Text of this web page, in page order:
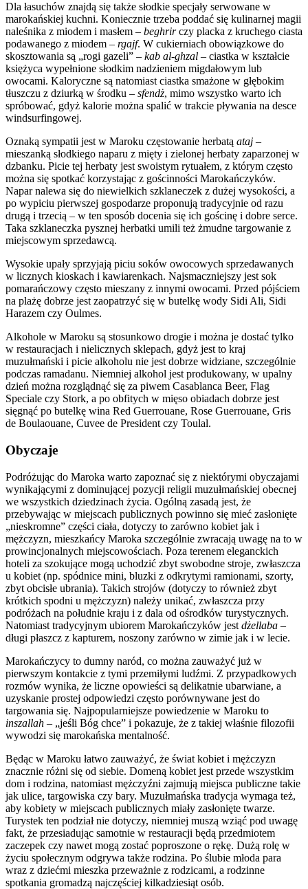
Dla łasuchów znajdą się także słodkie specjały serwowane w
marokańskiej kuchni. Koniecznie trzeba poddać się kulinarnej magii
naleśnika z miodem i masłem – beghrirczy placka z kruchego ciasta
podawanego z miodem – rgajf. W cukierniach obowiązkowe do
skosztowania są „rogi gazeli” – kab al-ghzal – ciastka w kształcie
księżyca wypełnione słodkim nadzieniem migdałowym lub
owocami. Kaloryczne są natomiast ciastka smażone w głębokim
tłuszczu z dziurką w środku – sfendż, mimo wszystko warto ich
spróbować, gdyż kalorie można spalić w trakcie pływania na desce
windsurfingowej.
Oznaką sympatii jest w Maroku częstowanie herbatą ataj –
mieszanką słodkiego naparu z mięty i zielonej herbaty zaparzonej w
dzbanku. Picie tej herbaty jest swoistym rytuałem, z którym często
można się spotkać korzystając z gościnności Marokańczyków.
Napar nalewa się do niewielkich szklaneczek z dużej wysokości, a
po wypiciu pierwszej gospodarze proponują tradycyjnie od razu
drugą i trzecią – w ten sposób docenia się ich gościnę i dobre serce.
Taka szklaneczka pysznej herbatki umili też żmudne targowanie z
miejscowym sprzedawcą.
Wysokie upały sprzyjają piciu soków owocowych sprzedawanych
w licznych kioskach i kawiarenkach. Najsmaczniejszy jest sok
pomarańczowy często mieszany z innymi owocami. Przed pójściem
na plażę dobrze jest zaopatrzyć się w butelkę wody Sidi Ali, Sidi
Harazem czy Oulmes.
Alkohole w Maroku są stosunkowo drogie i można je dostać tylko
w restauracjach i nielicznych sklepach, gdyż jest to kraj
muzułmański i picie alkoholu nie jest dobrze widziane, szczególnie
podczas ramadanu. Niemniej alkohol jest produkowany, w upalny
dzień można rozglądnąć się za piwem Casablanca Beer, Flag
Speciale czy Stork, a po obfitych w mięso obiadach dobrze jest
sięgnąć po butelkę wina Red Guerrouane, Rose Guerrouane, Gris
de Boulaouane, Cuvee de President czy Toulal.
Obyczaje
Podróżując do Maroka warto zapoznać się z niektórymi obyczajami
wynikającymi z dominującej pozycji religii muzułmańskiej obecnej
we wszystkich dziedzinach życia. Ogólną zasadą jest, że
przebywając w miejscach publicznych powinno się mieć zasłonięte
„nieskromne” części ciała, dotyczy to zarówno kobiet jak i
mężczyzn, mieszkańcy Maroka szczególnie zwracają uwagę na to w
prowincjonalnych miejscowościach. Poza terenem eleganckich
hoteli za szokujące mogą uchodzić zbyt swobodne stroje, zwłaszcza
u kobiet (np. spódnice mini, bluzki z odkrytymi ramionami, szorty,
zbyt obcisłe ubrania). Takich strojów (dotyczy to również zbyt
krótkich spodni u mężczyzn) należy unikać, zwłaszcza przy
podróżach na południe kraju i z dala od ośrodków turystycznych.
Natomiast tradycyjnym ubiorem Marokańczyków jest dżellaba –
długi płaszcz z kapturem, noszony zarówno w zimie jak i w lecie.
Marokańczycy to dumny naród, co można zauważyć już w
pierwszym kontakcie z tymi przemiłymi ludźmi. Z przypadkowych
rozmów wynika, że liczne opowieści są delikatnie ubarwiane, a
uzyskanie prostej odpowiedzi często porównywane jest do
targowania się. Najpopularniejsze powiedzenie w Maroku to
inszallah – „jeśli Bóg chce” i pokazuje, że z takiej właśnie filozofii
wywodzi się marokańska mentalność.
Będąc w Maroku łatwo zauważyć, że świat kobiet i mężczyzn
znacznie różni się od siebie. Domeną kobiet jest przede wszystkim
dom i rodzina, natomiast mężczyźni zajmują miejsca publiczne takie
jak ulice, targowiska czy bary. Muzułmańska tradycja wymaga też,
aby kobiety w miejscach publicznych miały zasłonięte twarze.
Turystek ten podział nie dotyczy, niemniej muszą wziąć pod uwagę
fakt, że przesiadując samotnie w restauracji będą przedmiotem
zaczepek czy nawet mogą zostać poproszone o rękę. Dużą rolę w
życiu społecznym odgrywa także rodzina. Po ślubie młoda para
wraz z dziećmi mieszka przeważnie z rodzicami, a rodzinne
spotkania gromadzą najczęściej kilkadziesiąt osób.